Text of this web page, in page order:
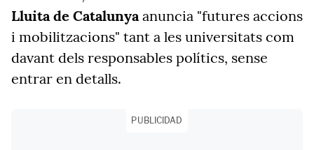
Lluita de Catalunyaanuncia "futures accions
i mobilitzacions" tant a les universitats com
davant dels responsables polítics, sense
entrar en detalls.
PUBLICIDAD